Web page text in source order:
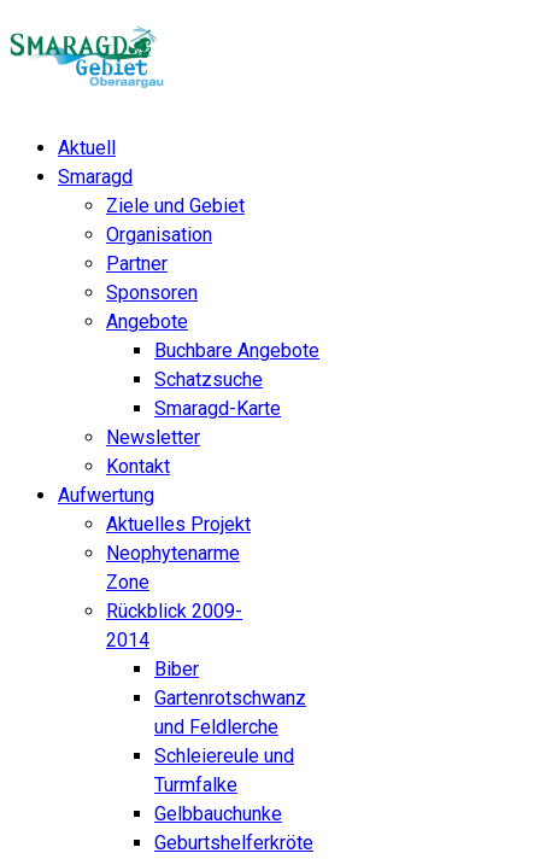
Aktuell
Smaragd
Ziele und Gebiet
Organisation
Partner
Sponsoren
Angebote
Buchbare Angebote
Schatzsuche
Smaragd-Karte
Newsletter
Kontakt
Aufwertung
Aktuelles Projekt
Neophytenarme
Zone
Rückblick 2009-
2014
Biber
Gartenrotschwanz
und Feldlerche
Schleiereule und
Turmfalke
Gelbbauchunke
Geburtshelferkröte